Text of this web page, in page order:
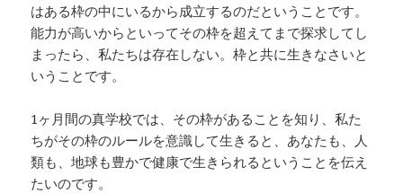
はある枠の中にいるから成立するのだということです。
能力が高いからといってその枠を超えてまで探求してし
まったら、私たちは存在しない。枠と共に生きなさいと
いうことです。
1ヶ月間の真学校では、その枠があることを知り、私た
ちがその枠のルールを意識して生きると、あなたも、人
類も、地球も豊かで健康で生きられるということを伝え
たいのです。